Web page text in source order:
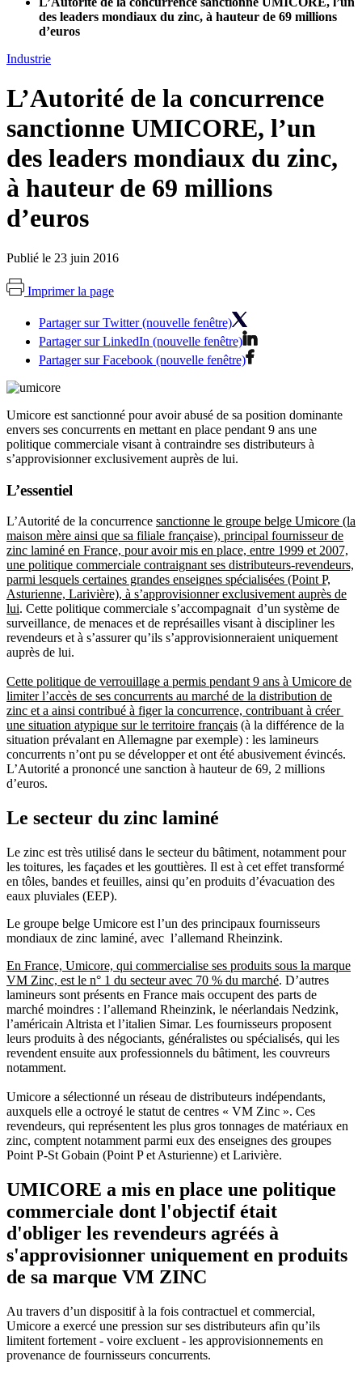
des leaders mondiaux du zinc, à hauteur de 69 millions
d’euros
Industrie
L’Autorité de la concurrence
sanctionne UMICORE, l’un
des leaders mondiaux du zinc,
à hauteur de 69 millions
d’euros
Publié le 23 juin 2016
Imprimer la page
Partager sur Twitter (nouvelle fenêtre)
Partager sur LinkedIn (nouvelle fenêtre)
Partager sur Facebook (nouvelle fenêtre)
Umicore est sanctionné pour avoir abusé de sa position dominante
envers ses concurrents en mettant en place pendant 9 ans une
politique commerciale visant à contraindre ses distributeurs à
s’approvisionner exclusivement auprès de lui.
L’essentiel
L’Autorité de la concurrence sanctionne le groupe belge Umicore (la
maison mère ainsi que sa filiale française), principal fournisseur de
zinc laminé en France, pour avoir mis en place, entre 1999 et 2007,
une politique commerciale contraignant ses distributeurs-revendeurs,
parmi lesquels certaines grandes enseignes spécialisées (Point P,
Asturienne, Larivière), à s’approvisionner exclusivement auprès de
lui. Cette politique commerciale s’accompagnait d’un système de
surveillance, de menaces et de représailles visant à discipliner les
revendeurs et à s’assurer qu’ils s’approvisionneraient uniquement
auprès de lui.
Cette politique de verrouillage a permis pendant 9 ans à Umicore de
limiter l’accès de ses concurrents au marché de la distribution de
zinc et a ainsi contribué à figer la concurrence, contribuant à créer
une situation atypique sur le territoire français (à la différence de la
situation prévalant en Allemagne par exemple) : les lamineurs
concurrents n’ont pu se développer et ont été abusivement évincés.
L’Autorité a prononcé une sanction à hauteur de 69, 2 millions
d’euros.
Le secteur du zinc laminé
Le zinc est très utilisé dans le secteur du bâtiment, notamment pour
les toitures, les façades et les gouttières. Il est à cet effet transformé
en tôles, bandes et feuilles, ainsi qu’en produits d’évacuation des
eaux pluviales (EEP).
Le groupe belge Umicore est l’un des principaux fournisseurs
mondiaux de zinc laminé, avec l’allemand Rheinzink.
En France, Umicore, qui commercialise ses produits sous la marque
VM Zinc, est le n° 1 du secteur avec 70 % du marché. D’autres
lamineurs sont présents en France mais occupent des parts de
marché moindres : l’allemand Rheinzink, le néerlandais Nedzink,
l’américain Altrista et l’italien Simar. Les fournisseurs proposent
leurs produits à des négociants, généralistes ou spécialisés, qui les
revendent ensuite aux professionnels du bâtiment, les couvreurs
notamment.
Umicore a sélectionné un réseau de distributeurs indépendants,
auxquels elle a octroyé le statut de centres « VM Zinc ». Ces
revendeurs, qui représentent les plus gros tonnages de matériaux en
zinc, comptent notamment parmi eux des enseignes des groupes
Point P-St Gobain (Point P et Asturienne) et Larivière.
UMICORE a mis en place une politique
commerciale dont l'objectif était
d'obliger les revendeurs agréés à
s'approvisionner uniquement en produits
de sa marque VM ZINC
Au travers d’un dispositif à la fois contractuel et commercial,
Umicore a exercé une pression sur ses distributeurs afin qu’ils
limitent fortement - voire excluent - les approvisionnements en
provenance de fournisseurs concurrents.